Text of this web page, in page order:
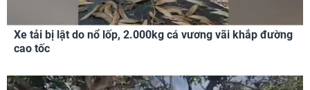
Xe tải bị lật do nổ lốp, 2.000kg cá vương vãi khắp đường
cao tốc